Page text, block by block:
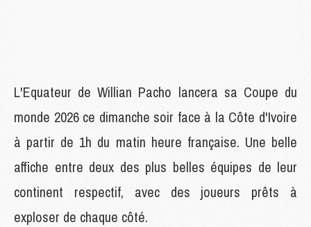
L'Equateur de Willian Pacho lancera sa Coupe du
monde 2026 ce dimanche soir face à la Côte d'Ivoire
à partir de 1h du matin heure française. Une belle
affiche entre deux des plus belles équipes de leur
continent respectif, avec des joueurs prêts à
exploser de chaque côté.